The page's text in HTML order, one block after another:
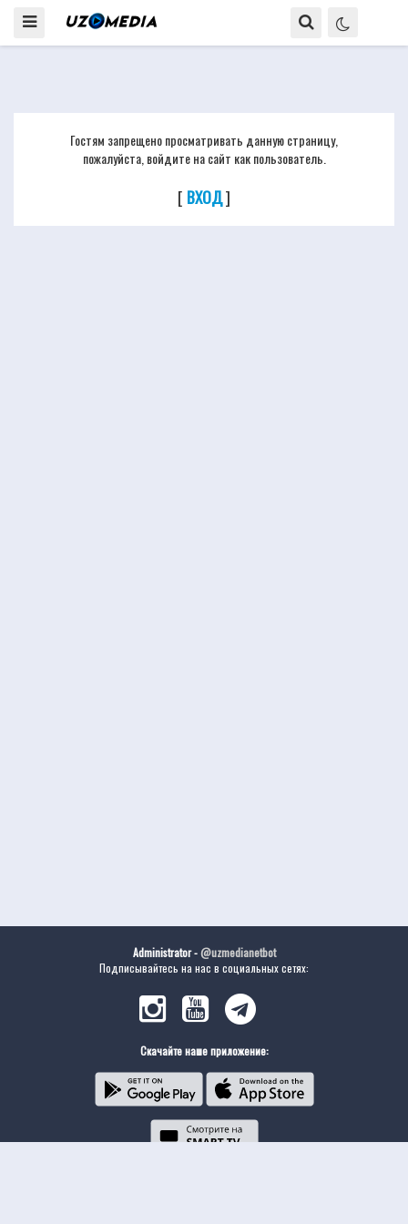
Гостям запрещено просматривать данную страницу,
пожалуйста, войдите на сайт как пользователь.
[ ВХОД]
Administrator -@uzmedianetbot
Подписывайтесь на нас в социальных сетях:
Скачайте наше приложение: